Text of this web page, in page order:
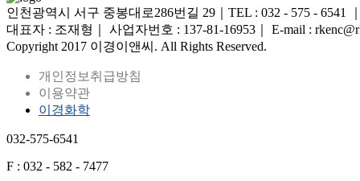
인천광역시 서구 중봉대로286번길 29｜TEL : 032 - 575 - 6541
대표자 : 조재형｜ 사업자번호 : 137-81-16953｜ E-mail :
Copyright 2017 이경이앤씨. All Rights Reserved.
개인정보취급방침
이용약관
이경화학
032-575-6541
F : 032 - 582 - 7477